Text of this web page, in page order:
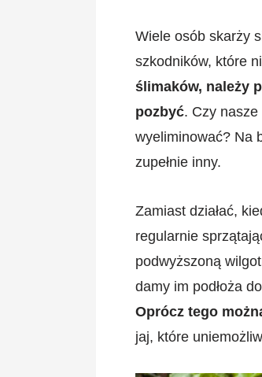
Wiele osób skarży
szkodników, które
ślimaków, należy
pozbyć. Czy nasze
wyeliminować? Na
zupełnie inny.
Zamiast działać,
regularnie
podwyższoną
damy im podłoża
Oprócz tego
jaj, które